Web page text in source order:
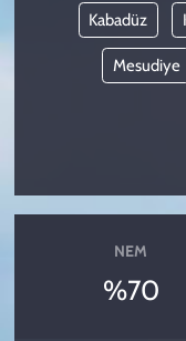
Kabadüz
Mesudiye
NEM
%70